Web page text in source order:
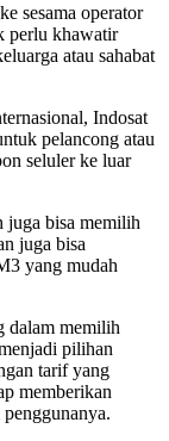
sesama operator
perlu khawatir
atau sahabat
Indosat
pelancong atau
seluler ke luar
juga bisa memilih
juga bisa
yang mudah
dalam memilih
pilihan
tarif yang
memberikan